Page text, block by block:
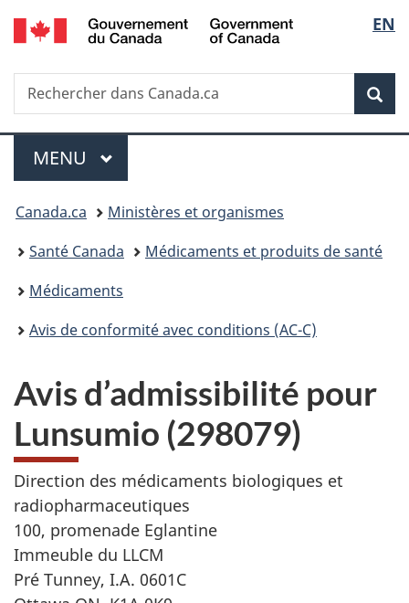
Passer
au
principal
Passer
à
Au
du
Passer
à
version
simplifiée
de
la
EN
Recherche
Rechercher
dans
Menu
MENU PRINCIPAL
Vous
êtes
ici :
Canada.ca
Ministères et organismes
Santé Canada
Médicaments et produits de santé
Médicaments
Avis de conformité avec conditions (AC-C)
Avis d’admissibilité pour
Lunsumio (298079)
Direction des médicaments biologiques et
radiopharmaceutiques
100, promenade Eglantine
Immeuble du LLCM
Pré Tunney, I.A. 0601C